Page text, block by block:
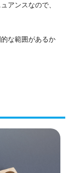
アンスなので、
な範囲があるか